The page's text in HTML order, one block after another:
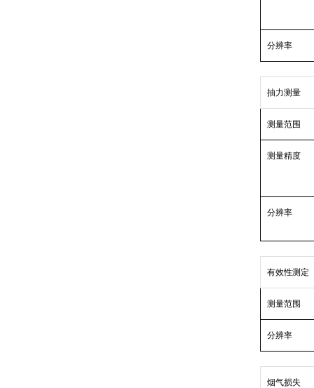
分辨率
抽力测量
测量范围
测量精度
分辨率
有效性测定
测量范围
分辨率
烟气损失